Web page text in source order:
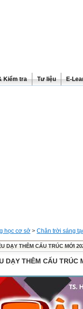
Kiểm tra Tư liệu E-
học cơ sở > Chân trời sáng
DẠY THÊM CẤU TRÚC MỚI
DẠY THÊM CẤU TRÚC